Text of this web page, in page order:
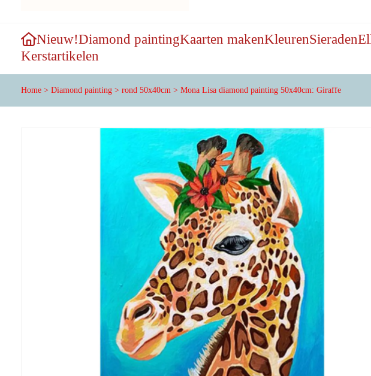
Nieuw!Diamond paintingKaarten makenKleurenSieraden
Kerstartikelen
Home > Diamond painting > rond 50x40cm > Mona Lisa diamond painting 50x40cm: Giraffe